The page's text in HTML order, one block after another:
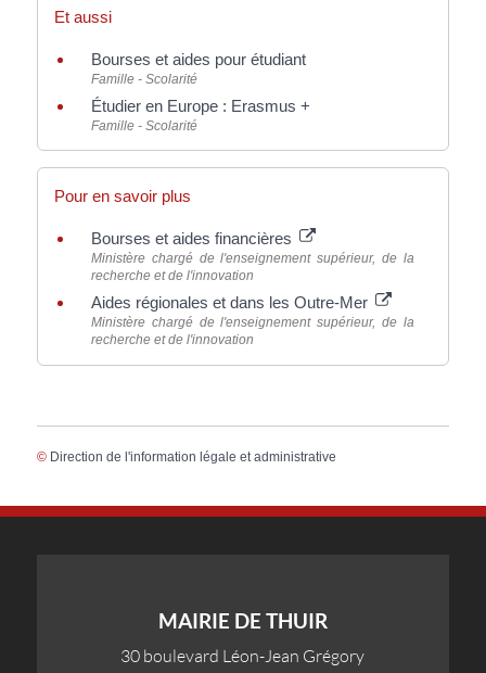
Et aussi
Bourses et aides pour étudiant
Famille - Scolarité
Étudier en Europe : Erasmus +
Famille - Scolarité
Pour en savoir plus
Bourses et aides financières
Ministère chargé de l'enseignement supérieur, de la
recherche et de l'innovation
Aides régionales et dans les Outre-Mer
Ministère chargé de l'enseignement supérieur, de la
recherche et de l'innovation
© Direction de l'information légale et administrative
MAIRIE DE THUIR
30 boulevard Léon-Jean Grégory